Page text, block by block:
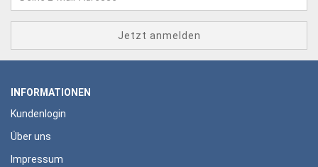
INFORMATIONEN
Kundenlogin
Über uns
Impressum